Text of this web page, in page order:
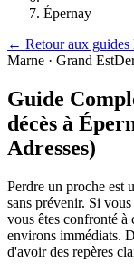
Épernay
← Retour aux guides
Marne · Grand Est
Guide
décès à
Adresses)
Perdre un proche est
sans prévenir. Si
vous êtes confronté à
environs immédiats.
d'avoir des repères